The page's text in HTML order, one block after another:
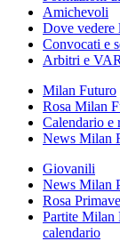
Amichevoli
Dove vedere
Convocati e
Arbitri e VAR
Milan Futuro
Rosa Milan
Calendario e
News Milan
Giovanili
News Milan
Rosa
Partite Milan
calendario